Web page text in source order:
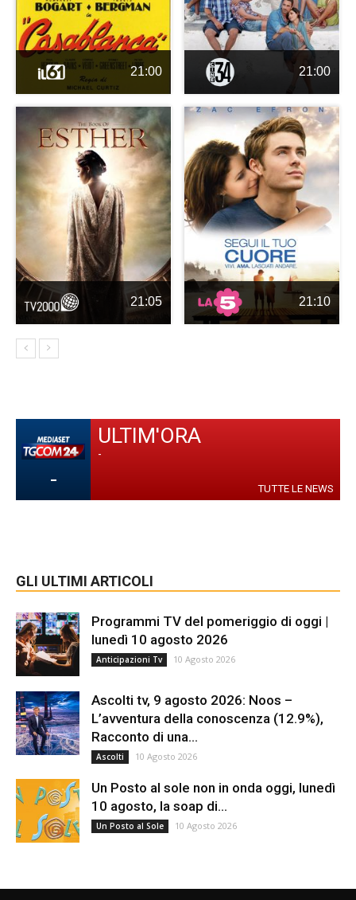
21:00 21:00
21:05 21:10
-
ULTIM'ORA
-
TUTTE LE NEWS
GLI ULTIMI ARTICOLI
Programmi TV del pomeriggio di oggi |
lunedì 10 agosto 2026
Anticipazioni Tv 10 Agosto 2026
Ascolti tv, 9 agosto 2026: Noos –
L’avventura della conoscenza (12.9%),
Racconto di una...
Ascolti 10 Agosto 2026
Un Posto al sole non in onda oggi, lunedì
10 agosto, la soap di...
Un Posto al Sole 10 Agosto 2026